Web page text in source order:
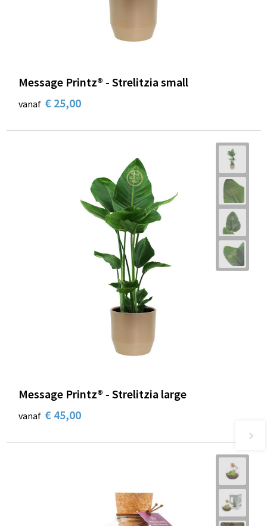
Message Printz® - Strelitzia small
vanaf € 25,00
Message Printz® - Strelitzia large
vanaf € 45,00